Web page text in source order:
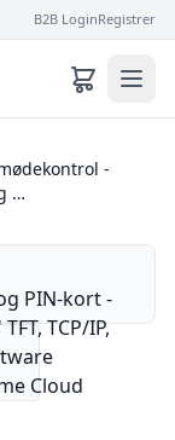
B2B LoginRegistrer
-
…